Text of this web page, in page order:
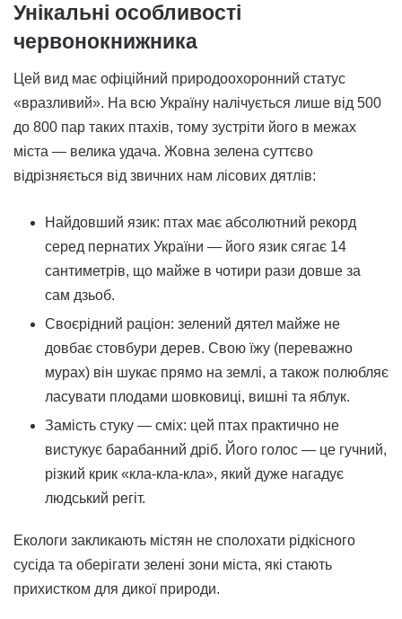
Унікальні особливості
червонокнижника
Цей вид має офіційний природоохоронний статус
«вразливий». На всю Україну налічується лише від 500
до 800 пар таких птахів, тому зустріти його в межах
міста — велика удача. Жовна зелена суттєво
відрізняється від звичних нам лісових дятлів:
Найдовший язик: птах має абсолютний рекорд
серед пернатих України — його язик сягає 14
сантиметрів, що майже в чотири рази довше за
сам дзьоб.
Своєрідний раціон: зелений дятел майже не
довбає стовбури дерев. Свою їжу (переважно
мурах) він шукає прямо на землі, а також полюбляє
ласувати плодами шовковиці, вишні та яблук.
Замість стуку — сміх: цей птах практично не
вистукує барабанний дріб. Його голос — це гучний,
різкий крик «кла-кла-кла», який дуже нагадує
людський регіт.
Екологи закликають містян не сполохати рідкісного
сусіда та оберігати зелені зони міста, які стають
прихистком для дикої природи.